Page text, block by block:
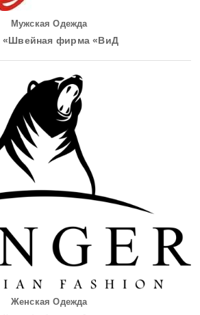
Мужская Одежда
фирма «ВиД
Женская Одежда